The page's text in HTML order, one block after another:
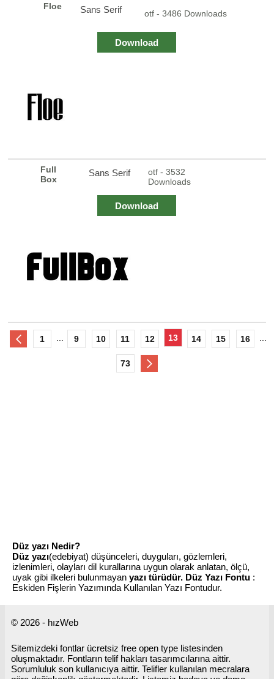
Floe Sans Serif otf - 3486 Downloads
Download
Full
Box
Sans Serif
otf - 3532
Downloads
Download
1 9 10 11 12 13 14 15 16
73
Düz yazı Nedir?
Düz yazı(edebiyat) düşünceleri, duyguları, gözlemleri,
izlenimleri, olayları dil kurallarına uygun olarak anlatan, ölçü,
uyak gibi ilkeleri bulunmayan yazı türüdür. Düz Yazı Fontu :
Eskiden Fişlerin Yazımında Kullanılan Yazı Fontudur.
© 2026 - hızWeb
Sitemizdeki fontlar ücretsiz free open type listesinden
oluşmaktadır. Fontların telif hakları tasarımcılarına aittir.
Sorumluluk son kullanıcıya aittir. Telifler kullanılan mecralara